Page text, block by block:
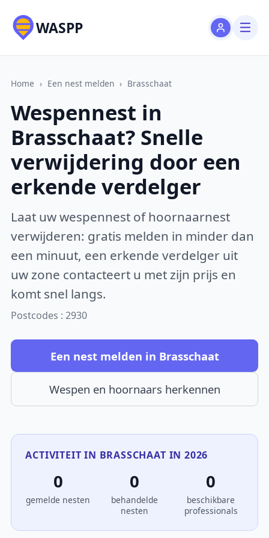
WASPP
Home › Een nest melden › Brasschaat
Wespennest in
Brasschaat? Snelle
verwijdering door een
erkende verdelger
Laat uw wespennest of hoornaarnest
verwijderen: gratis melden in minder dan
een minuut, een erkende verdelger uit
uw zone contacteert u met zijn prijs en
komt snel langs.
Postcodes : 2930
Een nest melden in Brasschaat
Wespen en hoornaars herkennen
ACTIVITEIT IN BRASSCHAAT IN 2026
0
gemelde nesten
0
behandelde
nesten
0
beschikbare
professionals